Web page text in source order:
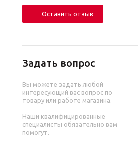
Оставить отзыв
Задать вопрос
Вы можете задать любой
интересующий вас вопрос по
товару или работе магазина.
Наши квалифицированные
специалисты обязательно вам
помогут.